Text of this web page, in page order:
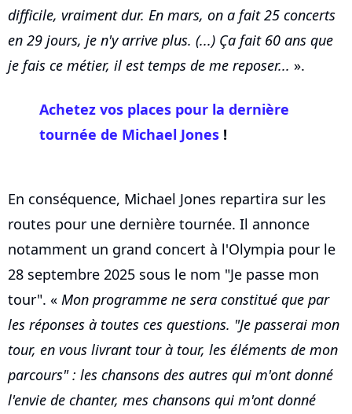
difficile, vraiment dur. En mars, on a fait 25 concerts
en 29 jours, je n'y arrive plus. (...) Ça fait 60 ans que
je fais ce métier, il est temps de me reposer... ».
Achetez vos places pour la dernière
tournée de Michael Jones !
En conséquence, Michael Jones repartira sur les
routes pour une dernière tournée. Il annonce
notamment un grand concert à l'Olympia pour le
28 septembre 2025 sous le nom "Je passe mon
tour". « Mon programme ne sera constitué que par
les réponses à toutes ces questions. "Je passerai mon
tour, en vous livrant tour à tour, les éléments de mon
parcours" : les chansons des autres qui m'ont donné
l'envie de chanter, mes chansons qui m'ont donné